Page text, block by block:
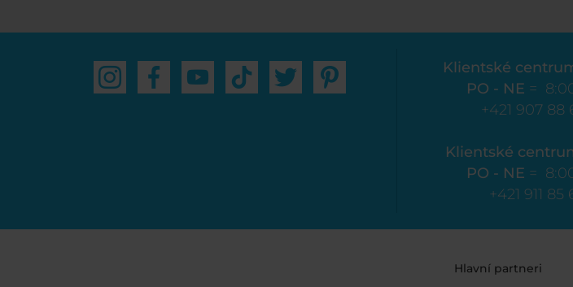
Klientské
PO - NE =
+421 907 88
Klientské
PO - NE =
+421 911 85
Hlavní partneri